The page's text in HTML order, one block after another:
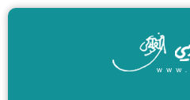
رفتن به محتوای اصلی